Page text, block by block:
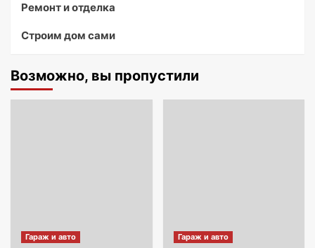
Ремонт и отделка
Строим дом сами
Возможно, вы пропустили
Гараж и авто Гараж и авто